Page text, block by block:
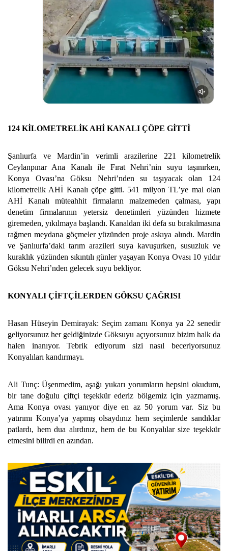
124 KİLOMETRELİK AHİ KANALI ÇÖPE GİTTİ
Şanlıurfa ve Mardin’in verimli arazilerine 221 kilometrelik
Ceylanpınar Ana Kanalı ile Fırat Nehri’nin suyu taşınırken,
Konya Ovası’na Göksu Nehri’nden su taşıyacak olan 124
kilometrelik AHİ Kanalı çöpe gitti. 541 milyon TL’ye mal olan
AHİ Kanalı müteahhit firmaların malzemeden çalması, yapı
denetim firmalarının yetersiz denetimleri yüzünden hizmete
giremeden, yıkılmaya başlandı. Kanaldan iki defa su bırakılmasına
rağmen meydana göçmeler yüzünden proje askıya alındı. Mardin
ve Şanlıurfa’daki tarım arazileri suya kavuşurken, susuzluk ve
kuraklık yüzünden sıkıntılı günler yaşayan Konya Ovası 10 yıldır
Göksu Nehri’nden gelecek suyu bekliyor.
KONYALI ÇİFTÇİLERDEN GÖKSU ÇAĞRISI
Hasan Hüseyin Demirayak: Seçim zamanı Konya ya 22 senedir
geliyorsunuz her geldiğinizde Göksuyu açıyorsunuz bizim halk da
halen inanıyor. Tebrik ediyorum sizi nasıl beceriyorsunuz
Konyalıları kandırmayı.
Ali Tunç: Üşenmedim, aşağı yukarı yorumların hepsini okudum,
bir tane doğulu çiftçi teşekkür ederiz bölgemiz için yazmamış.
Ama Konya ovası yanıyor diye en az 50 yorum var. Siz bu
yatırımı Konya’ya yapmış olsaydınız hem seçimlerde sandıklar
patlardı, hem dua alırdınız, hem de bu Konyalılar size teşekkür
etmesini bilirdi en azından.